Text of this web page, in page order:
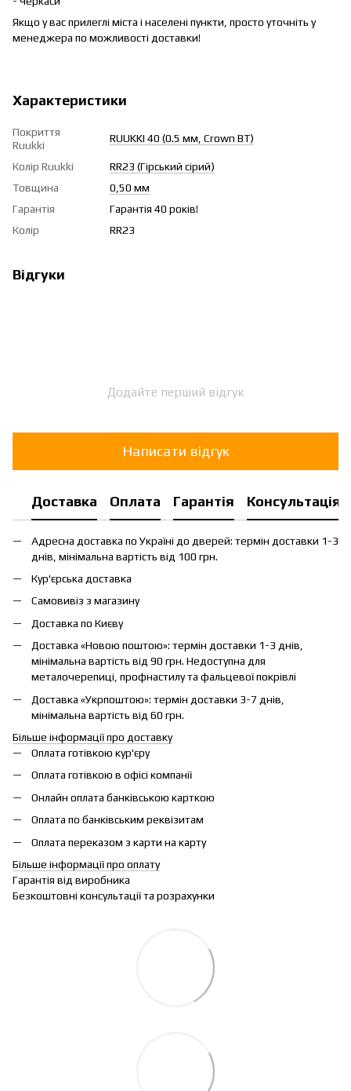
Якщо у вас прилеглі міста і населені пункти, просто уточніть у
менеджера по можливості доставки!
Характеристики
Покриття
Ruukki
RUUKKI 40 (0.5 мм, Crown BT)
Колір Ruukki
RR23 (Гірський сірий)
Товщина
0,50 мм
Гарантія
Гарантія 40 років!
Колір
RR23
Відгуки
Додайте перший відгук
Написати відгук
Доставка Оплата Гарантія Консультація
Адресна доставка по Україні до дверей: термін доставки 1-3
днів, мінімальна вартість від 100 грн.
Кур'єрська доставка
Самовивіз з магазину
Доставка по Києву
Доставка «Новою поштою»: термін доставки 1-3 днів,
мінімальна вартість від 90 грн. Недоступна для
металочерепиці, профнастилу та фальцевої покрівлі
Доставка «Укрпоштою»: термін доставки 3-7 днів,
мінімальна вартість від 60 грн.
Більше інформації про доставку
Оплата готівкою кур'єру
Оплата готівкою в офісі компанії
Онлайн оплата банківською карткою
Оплата по банківським реквізитам
Оплата переказом з карти на карту
Більше інформації про оплату
Гарантія від виробника
Безкоштовні консультації та розрахунки